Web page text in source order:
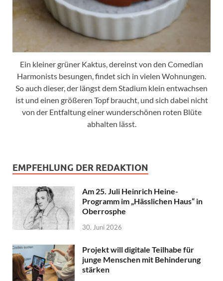
Ein kleiner grüner Kaktus, dereinst von den Comedian
Harmonists besungen, findet sich in vielen Wohnungen.
So auch dieser, der längst dem Stadium klein entwachsen
ist und einen größeren Topf braucht, und sich dabei nicht
von der Entfaltung einer wunderschönen roten Blüte
abhalten lässt.
EMPFEHLUNG DER REDAKTION
Am 25. Juli Heinrich Heine-
Programm im „Hässlichen Haus“ in
Oberrosphe
30. Juni 2026
Projekt will digitale Teilhabe für
junge Menschen mit Behinderung
stärken